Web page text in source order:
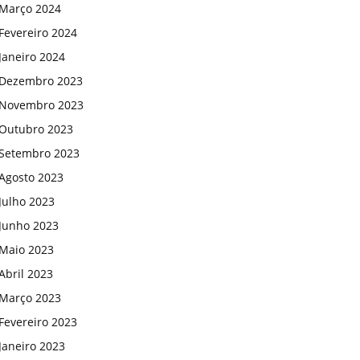
2024
2024
2024
2023
2023
2023
2023
2023
2023
2023
2023
2023
2023
2023
2023